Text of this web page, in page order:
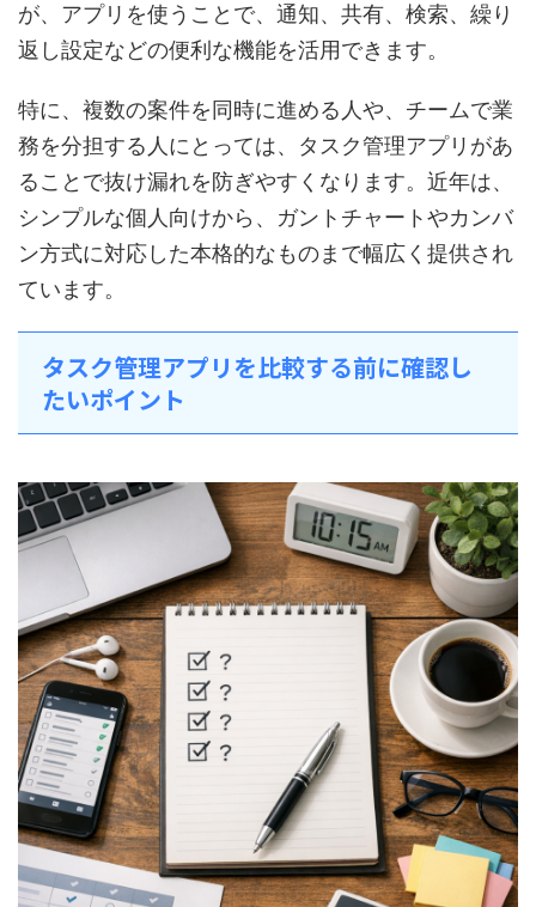
が、アプリを使うことで、通知、共有、検索、繰り
返し設定などの便利な機能を活用できます。
特に、複数の案件を同時に進める人や、チームで業
務を分担する人にとっては、タスク管理アプリがあ
ることで抜け漏れを防ぎやすくなります。近年は、
シンプルな個人向けから、ガントチャートやカンバ
ン方式に対応した本格的なものまで幅広く提供され
ています。
タスク管理アプリを比較する前に確認し
たいポイント